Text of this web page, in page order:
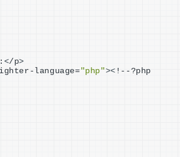
</p>
language= "php">< !--?php